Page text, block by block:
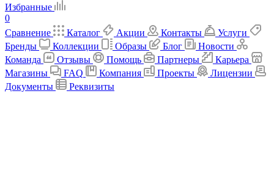
Избранные
0
Сравнение
Каталог Акции Контакты
Услуги
Бренды
Коллекции Образы Блог
Новости
Команда
Отзывы Помощь Партнеры
Карьера
Магазины
FAQ Компания Проекты
Лицензии
Документы
Реквизиты